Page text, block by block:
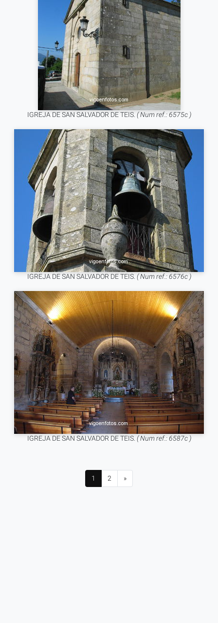
IGREJA DE SAN SALVADOR DE TEIS. ( Num ref.: 6575c )
IGREJA DE SAN SALVADOR DE TEIS. ( Num ref.: 6576c )
IGREJA DE SAN SALVADOR DE TEIS. ( Num ref.: 6587c )
1 2 »